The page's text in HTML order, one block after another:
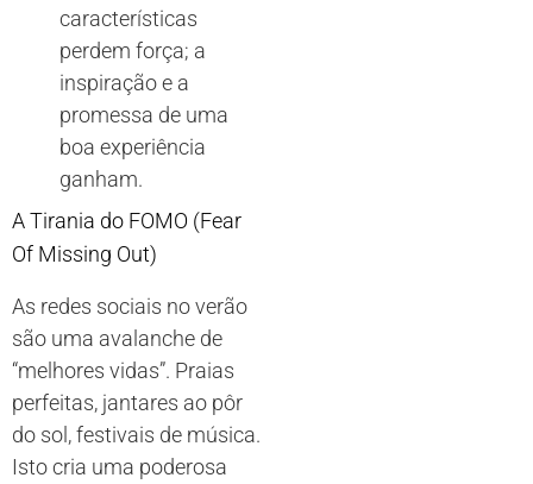
características
perdem força; a
inspiração e a
promessa de uma
boa experiência
ganham.
A Tirania do FOMO (Fear
Of Missing Out)
As redes sociais no verão
são uma avalanche de
“melhores vidas”. Praias
perfeitas, jantares ao pôr
do sol, festivais de música.
Isto cria uma poderosa